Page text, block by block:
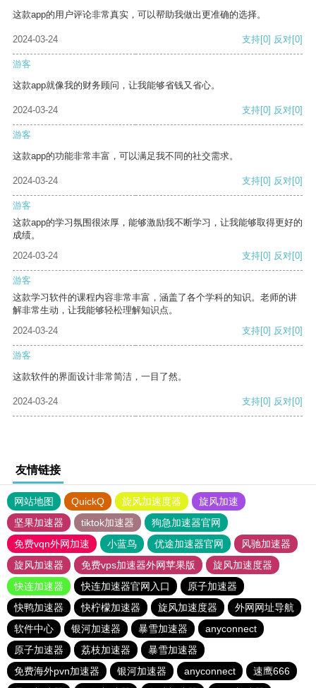
这款app的用户评论非常真实，可以帮助我做出更准确的选择。
2024-03-24 支持[0] 反对[0]
游客
这款app就像我的财务顾问，让我能够省钱又省心。
2024-03-24 支持[0] 反对[0]
游客
这款app的功能非常丰富，可以满足我不同的社交需求。
2024-03-24 支持[0] 反对[0]
游客
这款app的学习氛围很浓厚，能够激励我不断学习，让我能够取得更好的
成绩。
2024-03-24
支持[0] 反对[0]
游客
这款学习软件的课程内容非常丰富，涵盖了各个学科的知识。老师的讲
解非常生动，让我能够轻松理解知识点。
2024-03-24
支持[0] 反对[0]
游客
这款软件的界面设计非常简洁，一目了然。
2024-03-24 支持[0] 反对[0]
友情链接
网站地图 QuickQ 旋风加速度器
旋风加速
坚果加速器
tiktok加速器
狗急加速器官网
免费vqn外网加速
小蓝鸟 优途加速器官网
风驰加速器
旋风加速器
免费vps加速器外网苹果版
旋风加速度器
快连加速器
快连加速器官网入口
原子加速器
快鸭加速器
快柠檬加速器 旋风加速度器
外网网址导航
软件中心
银河加速器 暴雪加速器
anyconnect
原子加速器
荔枝加速器
暴雪加速器
免费海外pvn加速器
银河加速器 anyconnect
速鹰666